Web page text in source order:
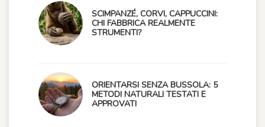
SCIMPANZÉ, CORVI, CAPPUCCINI:
CHI FABBRICA REALMENTE
STRUMENTI?
ORIENTARSI SENZA BUSSOLA: 5
METODI NATURALI TESTATI E
APPROVATI